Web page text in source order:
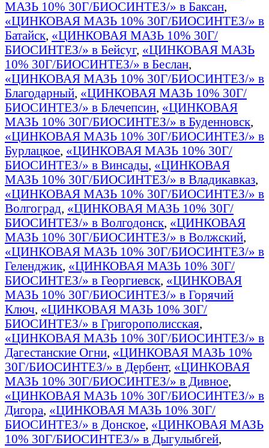
МАЗЬ 10% 30Г/БИОСИНТЕЗ/» в Баксан,
«ЦИНКОВАЯ МАЗЬ 10% 30Г/БИОСИНТЕЗ/» в
Батайск, «ЦИНКОВАЯ МАЗЬ 10% 30Г/
БИОСИНТЕЗ/» в Бейсуг, «ЦИНКОВАЯ МАЗЬ
10% 30Г/БИОСИНТЕЗ/» в Беслан,
«ЦИНКОВАЯ МАЗЬ 10% 30Г/БИОСИНТЕЗ/» в
Благодарный, «ЦИНКОВАЯ МАЗЬ 10% 30Г/
БИОСИНТЕЗ/» в Блечепсин, «ЦИНКОВАЯ
МАЗЬ 10% 30Г/БИОСИНТЕЗ/» в Буденновск,
«ЦИНКОВАЯ МАЗЬ 10% 30Г/БИОСИНТЕЗ/» в
Бурлацкое, «ЦИНКОВАЯ МАЗЬ 10% 30Г/
БИОСИНТЕЗ/» в Винсады, «ЦИНКОВАЯ
МАЗЬ 10% 30Г/БИОСИНТЕЗ/» в Владикавказ,
«ЦИНКОВАЯ МАЗЬ 10% 30Г/БИОСИНТЕЗ/» в
Волгоград, «ЦИНКОВАЯ МАЗЬ 10% 30Г/
БИОСИНТЕЗ/» в Волгодонск, «ЦИНКОВАЯ
МАЗЬ 10% 30Г/БИОСИНТЕЗ/» в Волжский,
«ЦИНКОВАЯ МАЗЬ 10% 30Г/БИОСИНТЕЗ/» в
Геленджик, «ЦИНКОВАЯ МАЗЬ 10% 30Г/
БИОСИНТЕЗ/» в Георгиевск, «ЦИНКОВАЯ
МАЗЬ 10% 30Г/БИОСИНТЕЗ/» в Горячий
Ключ, «ЦИНКОВАЯ МАЗЬ 10% 30Г/
БИОСИНТЕЗ/» в Григорополисская,
«ЦИНКОВАЯ МАЗЬ 10% 30Г/БИОСИНТЕЗ/» в
Дагестанские Огни, «ЦИНКОВАЯ МАЗЬ 10%
30Г/БИОСИНТЕЗ/» в Дербент, «ЦИНКОВАЯ
МАЗЬ 10% 30Г/БИОСИНТЕЗ/» в Дивное,
«ЦИНКОВАЯ МАЗЬ 10% 30Г/БИОСИНТЕЗ/» в
Дигора, «ЦИНКОВАЯ МАЗЬ 10% 30Г/
БИОСИНТЕЗ/» в Донское, «ЦИНКОВАЯ МАЗЬ
10% 30Г/БИОСИНТЕЗ/» в Дыгулыбгей,